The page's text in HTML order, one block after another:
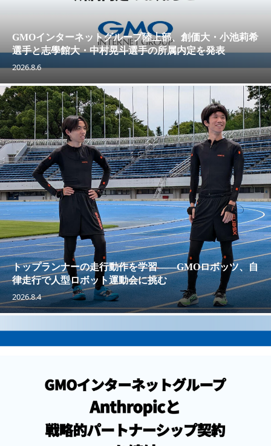
GMOインターネットグループ陸上部、創価大・小池莉希
選手と志學館大・中村晃斗選手の所属内定を発表
2026.8.6
トップランナーの走行動作を学習——GMOロボッツ、自
律走行で人型ロボット運動会に挑む
2026.8.4